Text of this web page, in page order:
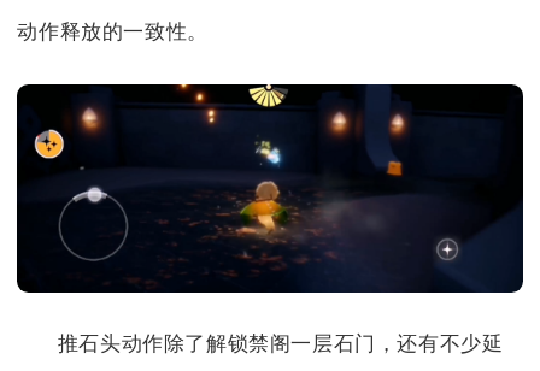
动作释放的一致性。
推石头动作除了解锁禁阁一层石门，还有不少延